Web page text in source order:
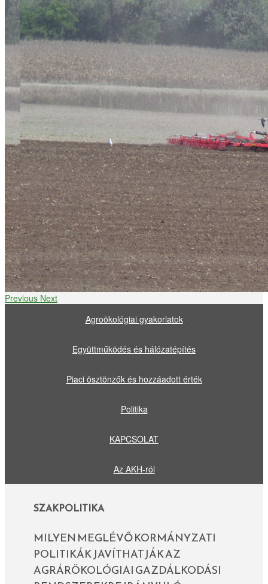
Previous Next
Agroökológiai gyakorlatok
Együttműködés és hálózatépítés
Piaci ösztönzők és hozzáadott érték
Politika
KAPCSOLAT
Az AKH-ról
SZAKPOLITIKA
MILYEN MEGLÉVŐ KORMÁNYZATI
POLITIKÁK JAVÍTHATJÁK AZ
AGRÁRÖKOLÓGIAI GAZDÁLKODÁSI